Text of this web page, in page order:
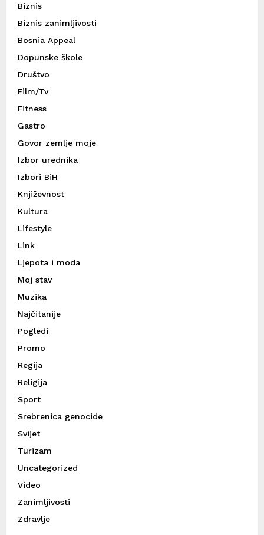
Biznis
Biznis zanimljivosti
Bosnia Appeal
Dopunske škole
Društvo
Film/Tv
Fitness
Gastro
Govor zemlje moje
Izbor urednika
Izbori BiH
Književnost
Kultura
Lifestyle
Link
Ljepota i moda
Moj stav
Muzika
Najčitanije
Pogledi
Promo
Regija
Religija
Sport
Srebrenica genocide
Svijet
Turizam
Uncategorized
Video
Zanimljivosti
Zdravlje